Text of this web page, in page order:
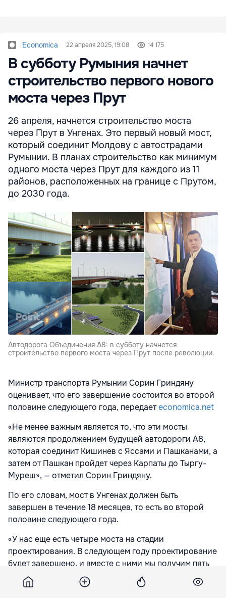
Economica 22 апреля 2025, 19:08 14 175
В субботу Румыния начнет
строительство первого нового
моста через Прут
26 апреля, начнется строительство моста
через Прут в Унгенах. Это первый новый мост,
который соединит Молдову с автострадами
Румынии. В планах строительство как минимум
одного моста через Прут для каждого из 11
районов, расположенных на границе с Прутом,
до 2030 года.
Автодорога Объединения A8: в субботу начнется
строительство первого моста через Прут после революции.
Министр транспорта Румынии Сорин Гриндяну
оценивает, что его завершение состоится во второй
половине следующего года, передаетeconomica.net
«Не менее важным является то, что эти мосты
являются продолжением будущей автодороги A8,
которая соединит Кишинев с Яссами и Пашканами, а
затем от Пашкан пройдет через Карпаты до Тыргу-
Муреш», — отметил Сорин Гриндяну.
По его словам, мост в Унгенах должен быть
завершен в течение 18 месяцев, то есть во второй
половине следующего года.
«У нас еще есть четыре моста на стадии
проектирования. В следующем году проектирование
будет завершено, и вместе с ними мы получим пять
новых мостов через Прут», — ожидает министр.